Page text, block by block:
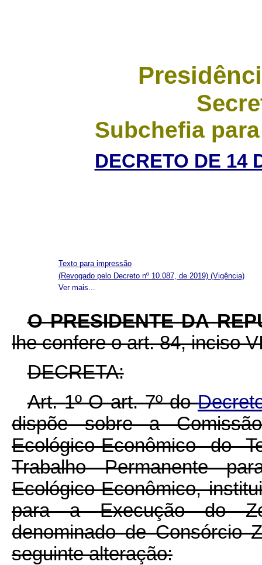
Subchefia
DECRETO DE 14
Texto para impressão
Ver mais...
(Revogado pelo Decreto nº 10.087, de 2019) (Vigência)
O PRESIDENTE DA
lhe confere o art. 84, inciso
DECRETA:
Art. 1º O art. 7º do
dispõe sobre a
Ecológico-Econômico do
Trabalho Permanente
Ecológico-Econômico,
para a Execução do
denominado de Consórcio
seguinte alteração: